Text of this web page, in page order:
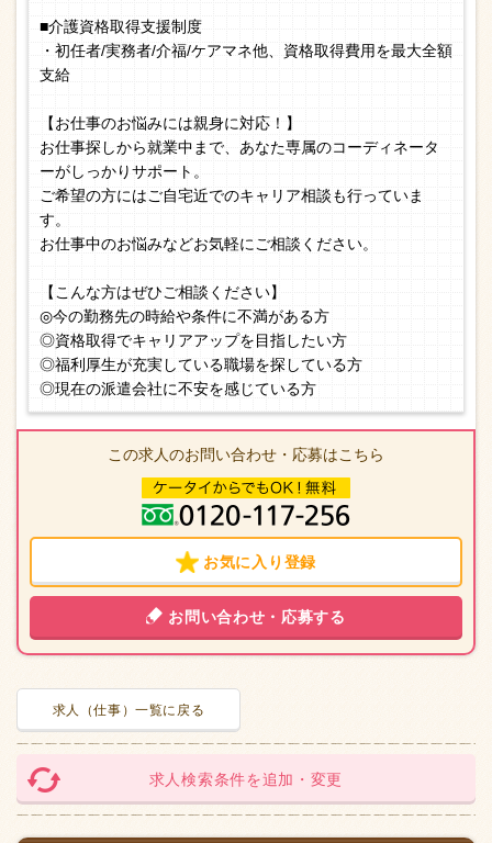
■介護資格取得支援制度
・初任者/実務者/介福/ケアマネ他、資格取得費用を最大全額
支給
【お仕事のお悩みには親身に対応！】
お仕事探しから就業中まで、あなた専属のコーディネータ
ーがしっかりサポート。
ご希望の方にはご自宅近でのキャリア相談も行っていま
す。
お仕事中のお悩みなどお気軽にご相談ください。
【こんな方はぜひご相談ください】
◎今の勤務先の時給や条件に不満がある方
◎資格取得でキャリアアップを目指したい方
◎福利厚生が充実している職場を探している方
◎現在の派遣会社に不安を感じている方
この求人のお問い合わせ・応募はこちら
お気に入り登録
お問い合わせ・応募する
求人（仕事）一覧に戻る
求人検索条件を追加・変更